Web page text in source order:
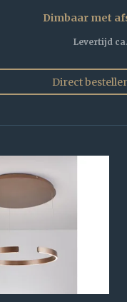
Dimbaar met
Levertijd
Direct